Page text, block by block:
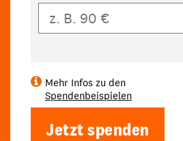
Mehr Infos zu den
Spendenbeispielen
Jetzt spenden